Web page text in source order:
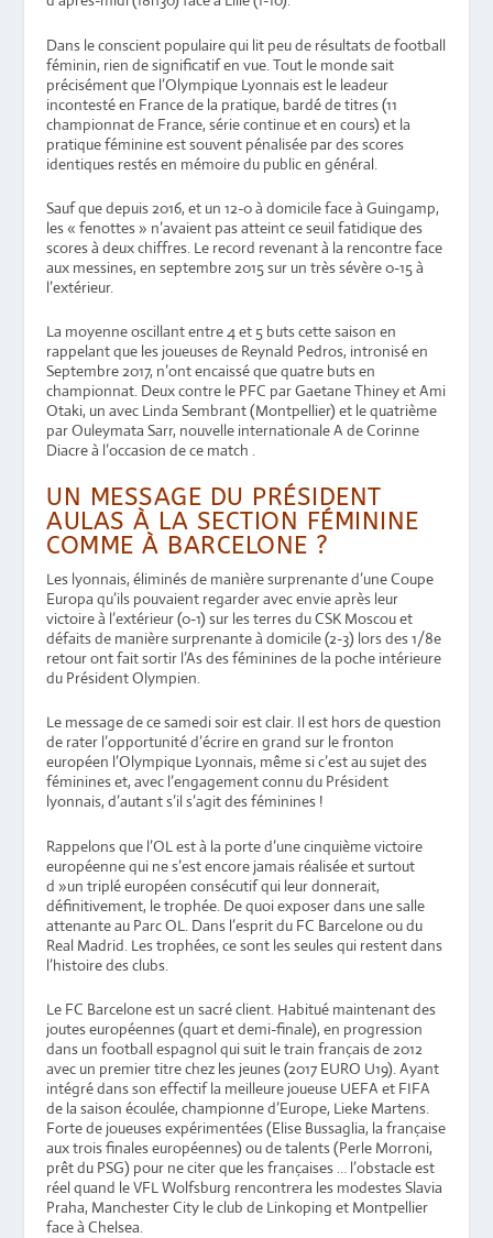
Dans le conscient populaire qui lit peu de résultats de football
féminin, rien de significatif en vue. Tout le monde sait
précisément que l’Olympique Lyonnais est le leadeur
incontesté en France de la pratique, bardé de titres (11
championnat de France, série continue et en cours) et la
pratique féminine est souvent pénalisée par des scores
identiques restés en mémoire du public en général.
Sauf que depuis 2016, et un 12-0 à domicile face à Guingamp,
les « fenottes » n’avaient pas atteint ce seuil fatidique des
scores à deux chiffres. Le record revenant à la rencontre face
aux messines, en septembre 2015 sur un très sévère 0-15 à
l’extérieur.
La moyenne oscillant entre 4 et 5 buts cette saison en
rappelant que les joueuses de Reynald Pedros, intronisé en
Septembre 2017, n’ont encaissé que quatre buts en
championnat. Deux contre le PFC par Gaetane Thiney et Ami
Otaki, un avec Linda Sembrant (Montpellier) et le quatrième
par Ouleymata Sarr, nouvelle internationale A de Corinne
Diacre à l’occasion de ce match .
UN MESSAGE DU PRÉSIDENT
AULAS À LA SECTION FÉMININE
COMME À BARCELONE ?
Les lyonnais, éliminés de manière surprenante d’une Coupe
Europa qu’ils pouvaient regarder avec envie après leur
victoire à l’extérieur (0-1) sur les terres du CSK Moscou et
défaits de manière surprenante à domicile (2-3) lors des 1/8e
retour ont fait sortir l’As des féminines de la poche intérieure
du Président Olympien.
Le message de ce samedi soir est clair. Il est hors de question
de rater l’opportunité d’écrire en grand sur le fronton
européen l’Olympique Lyonnais, même si c’est au sujet des
féminines et, avec l’engagement connu du Président
lyonnais, d’autant s’il s’agit des féminines !
Rappelons que l’OL est à la porte d’une cinquième victoire
européenne qui ne s’est encore jamais réalisée et surtout
d »un triplé européen consécutif qui leur donnerait,
définitivement, le trophée. De quoi exposer dans une salle
attenante au Parc OL. Dans l’esprit du FC Barcelone ou du
Real Madrid. Les trophées, ce sont les seules qui restent dans
l’histoire des clubs.
Le FC Barcelone est un sacré client. Habitué maintenant des
joutes européennes (quart et demi-finale), en progression
dans un football espagnol qui suit le train français de 2012
avec un premier titre chez les jeunes (2017 EURO U19). Ayant
intégré dans son effectif la meilleure joueuse UEFA et FIFA
de la saison écoulée, championne d’Europe, Lieke Martens.
Forte de joueuses expérimentées (Elise Bussaglia, la française
aux trois finales européennes) ou de talents (Perle Morroni,
prêt du PSG) pour ne citer que les françaises … l’obstacle est
réel quand le VFL Wolfsburg rencontrera les modestes Slavia
Praha, Manchester City le club de Linkoping et Montpellier
face à Chelsea.